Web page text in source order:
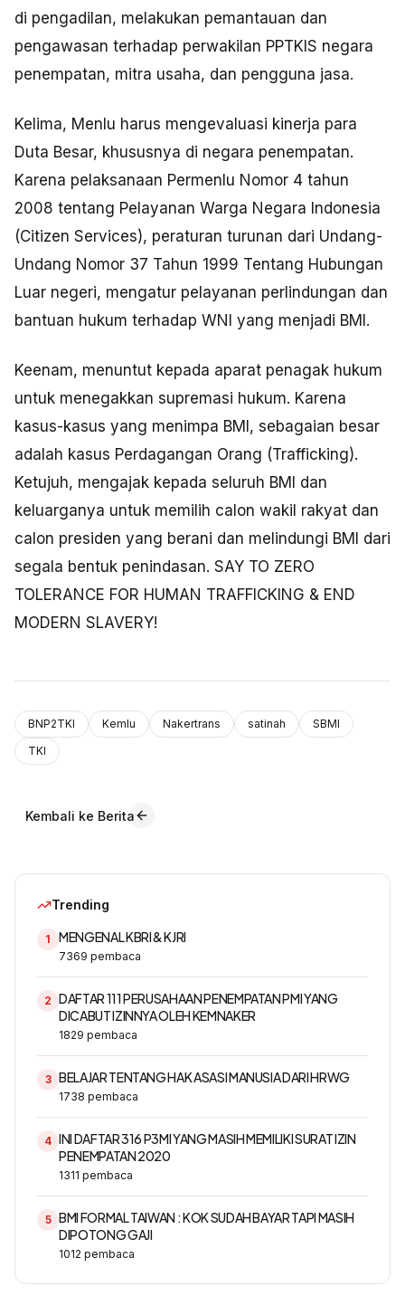
di pengadilan, melakukan pemantauan dan
pengawasan terhadap perwakilan PPTKIS negara
penempatan, mitra usaha, dan pengguna jasa.
Kelima, Menlu harus mengevaluasi kinerja para
Duta Besar, khususnya di negara penempatan.
Karena pelaksanaan Permenlu Nomor 4 tahun
2008 tentang Pelayanan Warga Negara Indonesia
(Citizen Services), peraturan turunan dari Undang-
Undang Nomor 37 Tahun 1999 Tentang Hubungan
Luar negeri, mengatur pelayanan perlindungan dan
bantuan hukum terhadap WNI yang menjadi BMI.
Keenam, menuntut kepada aparat penagak hukum
untuk menegakkan supremasi hukum. Karena
kasus-kasus yang menimpa BMI, sebagaian besar
adalah kasus Perdagangan Orang (Trafficking).
Ketujuh, mengajak kepada seluruh BMI dan
keluarganya untuk memilih calon wakil rakyat dan
calon presiden yang berani dan melindungi BMI dari
segala bentuk penindasan. SAY TO ZERO
TOLERANCE FOR HUMAN TRAFFICKING & END
MODERN SLAVERY!
BNP2TKI Kemlu Nakertrans satinah
SBMI
TKI
Kembali ke Berita
Trending
1 MENGENAL KBRI & KJRI
7369 pembaca
2 DAFTAR 111 PERUSAHAAN PENEMPATAN PMI YANG
DICABUT IZINNYA OLEH KEMNAKER
1829 pembaca
3 BELAJAR TENTANG HAK ASASI MANUSIA DARI HRWG
1738 pembaca
4 INI DAFTAR 316 P3MI YANG MASIH MEMILIKI SURAT IZIN
PENEMPATAN 2020
1311 pembaca
5 BMI FORMAL TAIWAN : KOK SUDAH BAYAR TAPI MASIH
DIPOTONG GAJI
1012 pembaca